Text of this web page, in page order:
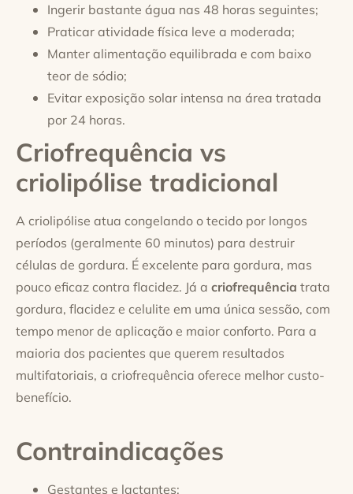
Ingerir bastante água nas 48 horas seguintes;
Praticar atividade física leve a moderada;
Manter alimentação equilibrada e com baixo
teor de sódio;
Evitar exposição solar intensa na área tratada
por 24 horas.
Criofrequência vs
criolipólise tradicional
A criolipólise atua congelando o tecido por longos
períodos (geralmente 60 minutos) para destruir
células de gordura. É excelente para gordura, mas
pouco eficaz contra flacidez. Já a criofrequência trata
gordura, flacidez e celulite em uma única sessão, com
tempo menor de aplicação e maior conforto. Para a
maioria dos pacientes que querem resultados
multifatoriais, a criofrequência oferece melhor custo-
benefício.
Contraindicações
Gestantes e lactantes;